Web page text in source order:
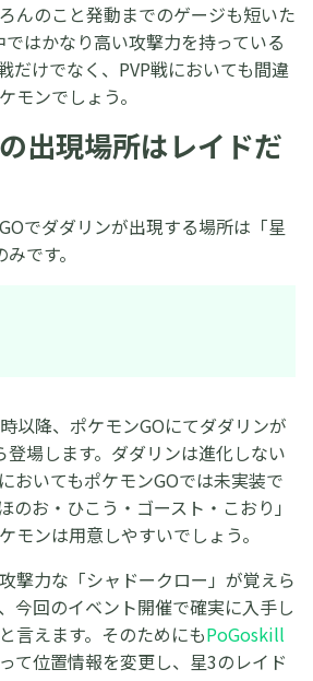
んのこと発動までのゲージも短いた
はかなり高い攻撃力を持っている
だけでなく、PVP戦においても間違
モンでしょう。
出現場所はレイドだ
でダダリンが出現する場所は「星
です。
以降、ポケモンGOにてダダリンが
場します。ダダリンは進化しない
おいてもポケモンGOでは未実装で
のお・ひこう・ゴースト・こおり」
モンは用意しやすいでしょう。
撃力な「シャドークロー」が覚えら
今回のイベント開催で確実に入手し
言えます。そのためにもPoGoskill
て位置情報を変更し、星3のレイド